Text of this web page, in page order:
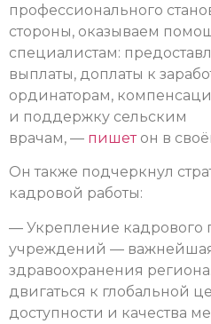
профессионального
стороны, оказываем
специалистам:
выплаты, доплаты к
ординаторам,
и поддержку сельским
врачам, — пишетон в
Он также подчеркнул
кадровой работы:
— Укрепление кадрового
учреждений — важнейшая
здравоохранения
двигаться к глобальной
доступности и качества